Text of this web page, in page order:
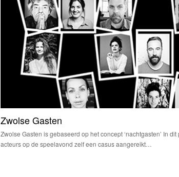
Zwolse Gasten
Zwolse Gasten is gebaseerd op het concept ‘nachtgasten’ In
acteurs op de speelavond zelf een casus aangereikt…